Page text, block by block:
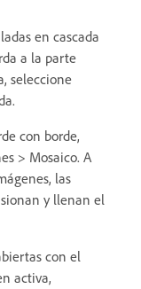
en cascada
a la parte
seleccione
con borde,
> Mosaico. A
las
y llenan el
con el
activa,